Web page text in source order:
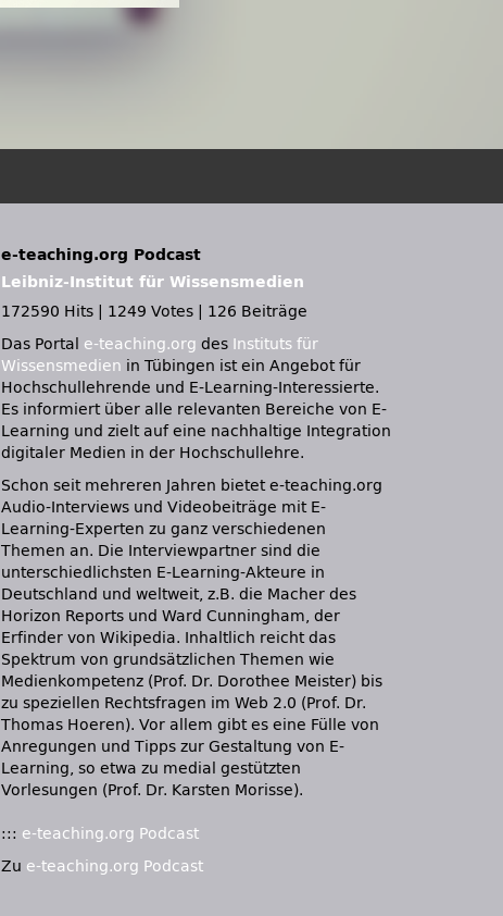
e-teaching.org Podcast
Leibniz-Institut für Wissensmedien
172590 Hits
1249 Votes
126 Beiträge
Das Portal e-teaching.org des Instituts für
Wissensmedien in Tübingen ist ein Angebot für
Hochschullehrende und E-Learning-Interessierte.
Es informiert über alle relevanten Bereiche von E-
Learning und zielt auf eine nachhaltige Integration
digitaler Medien in der Hochschullehre.
Schon seit mehreren Jahren bietet e-teaching.org
Audio-Interviews und Videobeiträge mit E-
Learning-Experten zu ganz verschiedenen
Themen an. Die Interviewpartner sind die
unterschiedlichsten E-Learning-Akteure in
Deutschland und weltweit, z.B. die Macher des
Horizon Reports und Ward Cunningham, der
Erfinder von Wikipedia. Inhaltlich reicht das
Spektrum von grundsätzlichen Themen wie
Medienkompetenz (Prof. Dr. Dorothee Meister) bis
zu speziellen Rechtsfragen im Web 2.0 (Prof. Dr.
Thomas Hoeren). Vor allem gibt es eine Fülle von
Anregungen und Tipps zur Gestaltung von E-
Learning, so etwa zu medial gestützten
Vorlesungen (Prof. Dr. Karsten Morisse).
::: e-teaching.org Podcast
Zu e-teaching.org Podcast